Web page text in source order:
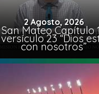
2 Agosto, 2026
San Mateo Capítulo
versículo 23 “Dios
con nosotros”